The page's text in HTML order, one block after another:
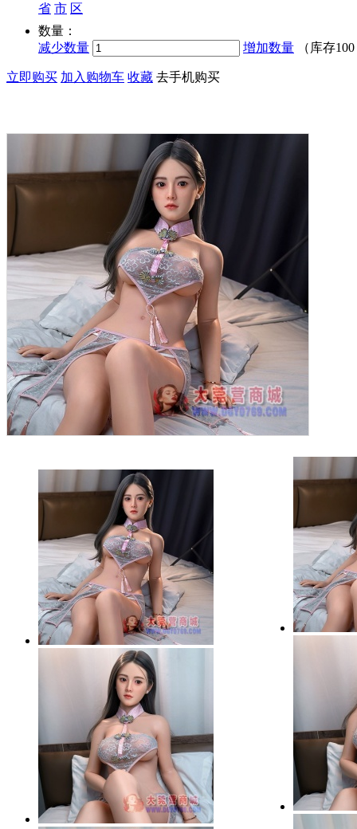
省 市 区
数量：
减少数量
增加数量 （库存100
立即购买 加入购物车 收藏 去手机购买